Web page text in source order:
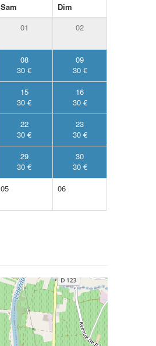
Sam
Dim
01 02
08
30 €
09
30 €
15
30 €
16
30 €
22
30 €
23
30 €
29
30 €
30
30 €
05 06